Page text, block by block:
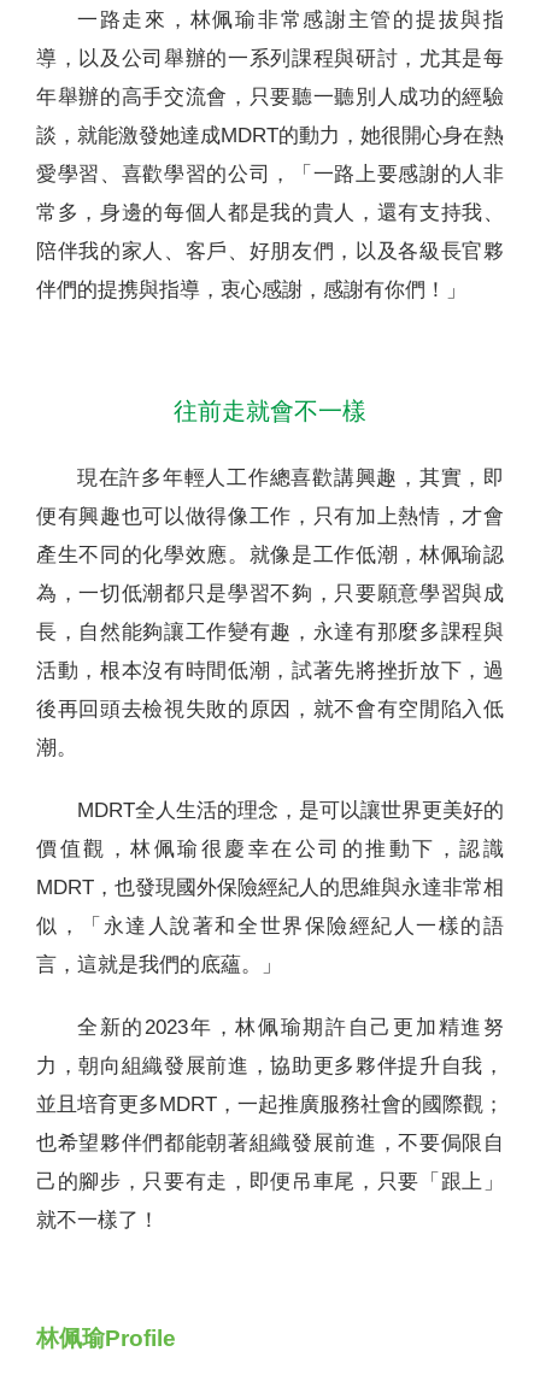
一路走來，林佩瑜非常感謝主管的提拔與指
導，以及公司舉辦的一系列課程與研討，尤其是每
年舉辦的高手交流會，只要聽一聽別人成功的經驗
談，就能激發她達成MDRT的動力，她很開心身在熱
愛學習、喜歡學習的公司，「一路上要感謝的人非
常多，身邊的每個人都是我的貴人，還有支持我、
陪伴我的家人、客戶、好朋友們，以及各級長官夥
伴們的提携與指導，衷心感謝，感謝有你們！」
往前走就會不一樣
現在許多年輕人工作總喜歡講興趣，其實，即
便有興趣也可以做得像工作，只有加上熱情，才會
產生不同的化學效應。就像是工作低潮，林佩瑜認
為，一切低潮都只是學習不夠，只要願意學習與成
長，自然能夠讓工作變有趣，永達有那麼多課程與
活動，根本沒有時間低潮，試著先將挫折放下，過
後再回頭去檢視失敗的原因，就不會有空閒陷入低
潮。
MDRT全人生活的理念，是可以讓世界更美好的
價值觀，林佩瑜很慶幸在公司的推動下，認識
MDRT，也發現國外保險經紀人的思維與永達非常相
似，「永達人說著和全世界保險經紀人一樣的語
言，這就是我們的底蘊。」
全新的2023年，林佩瑜期許自己更加精進努
力，朝向組織發展前進，協助更多夥伴提升自我，
並且培育更多MDRT，一起推廣服務社會的國際觀；
也希望夥伴們都能朝著組織發展前進，不要侷限自
己的腳步，只要有走，即便吊車尾，只要「跟上」
就不一樣了！
林佩瑜Profile